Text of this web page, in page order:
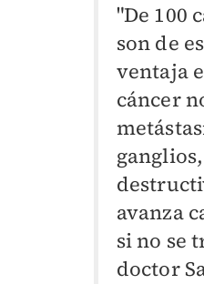
"De 100
son de
ventaja
cáncer
avanza
si no se
doctor